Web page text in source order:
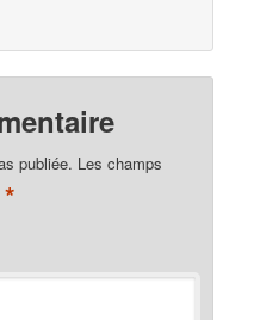
publiée. Les champs
*